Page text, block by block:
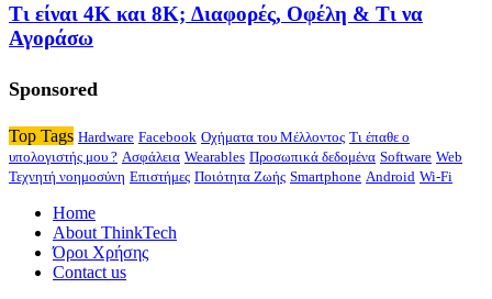
Τι είναι 4K και 8K; Διαφορές, Οφέλη & Τι να
Αγοράσω
Sponsored
Top Tags Hardware Facebook Οχήματα του Μέλλοντος Τι έπαθε ο
υπολογιστής μου ? Ασφάλεια Wearables Προσωπικά δεδομένα Software Web
Τεχνητή νοημοσύνη Επιστήμες Ποιότητα Ζωής Smartphone Android Wi-Fi
Home
About ThinkTech
Όροι Χρήσης
Contact us